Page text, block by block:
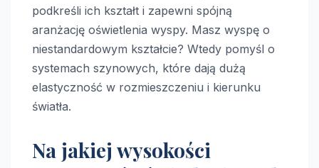
podkreśli ich kształt i zapewni spójną
aranżację oświetlenia wyspy. Masz wyspę o
niestandardowym kształcie? Wtedy pomyśl o
systemach szynowych, które dają dużą
elastyczność w rozmieszczeniu i kierunku
światła.
Na jakiej wysokości